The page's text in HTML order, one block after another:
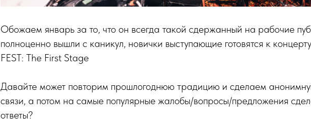
Обожаем январь за то, что он всегда такой сдержанный на рабочие
полноценно вышли с каникул, новички выступающие готовятся к
FEST: The First Stage
Давайте может повторим прошлогоднюю традицию и сделаем
связи, а потом на самые популярные жалобы/вопросы/предложения
ответы?